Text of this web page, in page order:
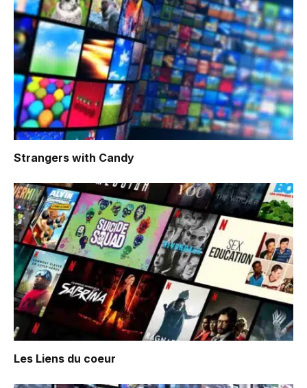
Strangers with Candy
Les Liens du coeur